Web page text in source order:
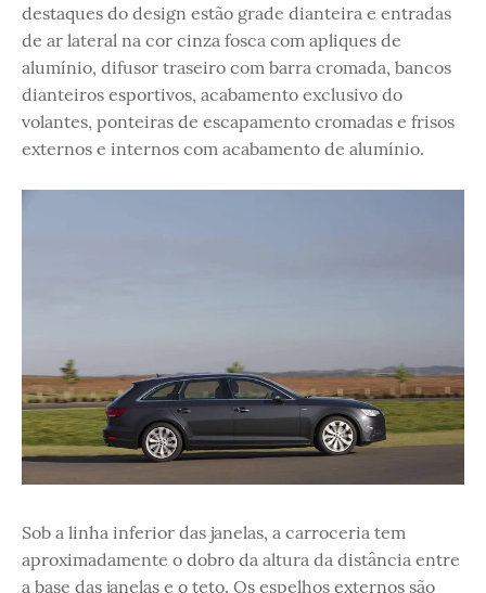
destaques do design estão grade dianteira e entradas
de ar lateral na cor cinza fosca com apliques de
alumínio, difusor traseiro com barra cromada, bancos
dianteiros esportivos, acabamento exclusivo do
volantes, ponteiras de escapamento cromadas e frisos
externos e internos com acabamento de alumínio.
Sob a linha inferior das janelas, a carroceria tem
aproximadamente o dobro da altura da distância entre
a base das janelas e o teto. Os espelhos externos são